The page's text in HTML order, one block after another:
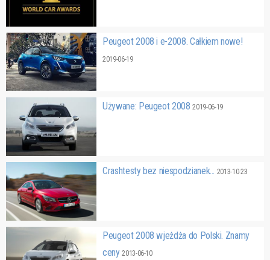
Peugeot 2008 i e-2008. Całkiem nowe!
2019-06-19
Używane: Peugeot 20082019-06-19
Crashtesty bez niespodzianek... 2013-10-23
Peugeot 2008 wjeżdża do Polski. Znamy
ceny2013-06-10